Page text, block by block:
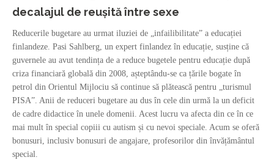
decalajul de reușită între sexe
Reducerile bugetare au urmat iluziei de „infailibilitate” a educației
finlandeze. Pasi Sahlberg, un expert finlandez în educație, susține că
guvernele au avut tendința de a reduce bugetele pentru educație după
criza financiară globală din 2008, așteptându-se ca țările bogate în
petrol din Orientul Mijlociu să continue să plătească pentru „turismul
PISA”. Anii de reduceri bugetare au dus în cele din urmă la un deficit
de cadre didactice în unele domenii. Acest lucru va afecta din ce în ce
mai mult în special copiii cu autism și cu nevoi speciale. Acum se oferă
bonusuri, inclusiv bonusuri de angajare, profesorilor din învățământul
special.